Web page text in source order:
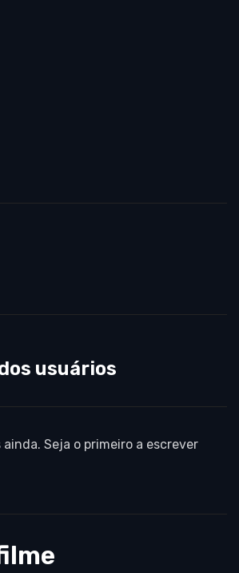
usuários
ainda. Seja o primeiro a escrever